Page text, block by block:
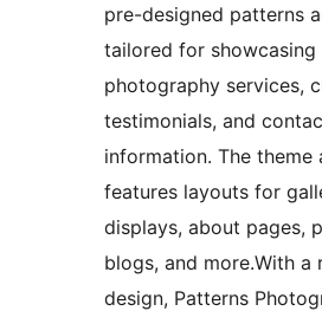
pre-designed patterns
tailored for
photography services,
testimonials, and
information. The theme
features layouts for
displays, about pages,
blogs, and more.With a
design, Patterns